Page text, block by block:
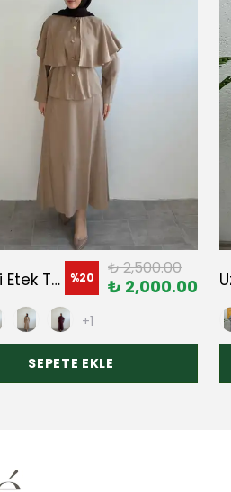
Pelerinli Etek Takım %20 ₺ 2,500.00
₺ 2,000.00
+1
SEPETE EKLE